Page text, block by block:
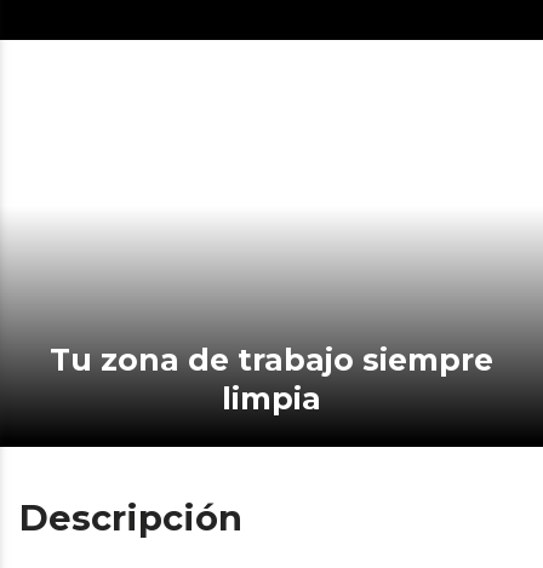
Tu zona de trabajo siempre
limpia
Descripción